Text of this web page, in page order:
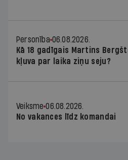
Personība 06.08.2026.
Kā 18 gadīgais Martins
kļuva par laika ziņu seju?
Veiksme 06.08.2026.
No vakances līdz komandai